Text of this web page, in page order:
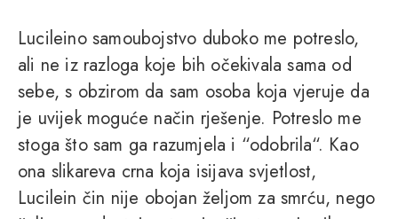
Lucileino samoubojstvo duboko me potreslo,
ali ne iz razloga koje bih očekivala sama od
sebe, s obzirom da sam osoba koja vjeruje da
je uvijek moguće način rješenje. Potreslo me
stoga što sam ga razumjela i “odobrila“. Kao
ona slikareva crna koja isijava svjetlost,
Lucilein čin nije obojan željom za smrću, nego